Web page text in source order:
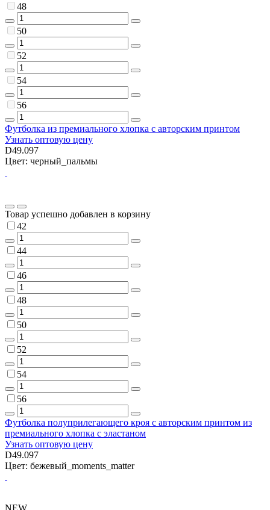
48
50
52
54
56
Футболка из премиального хлопка с авторским принтом
Узнать оптовую цену
D49.097
Цвет: черный_пальмы
Товар успешно добавлен в корзину
42
44
46
48
50
52
54
56
Футболка полуприлегающего кроя с авторским принтом из
премиального хлопка с эластаном
Узнать оптовую цену
D49.097
Цвет: бежевый_moments_matter
NEW